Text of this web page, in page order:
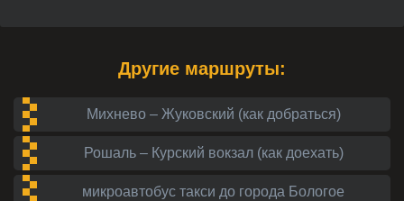
Другие маршруты:
Михнево – Жуковский (как добраться)
Рошаль – Курский вокзал (как доехать)
микроавтобус такси до города Бологое